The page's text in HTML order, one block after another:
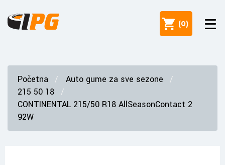
(0)
Početna
Auto gume za sve sezone
215 50 18
CONTINENTAL 215/50 R18 AllSeasonContact 2
92W